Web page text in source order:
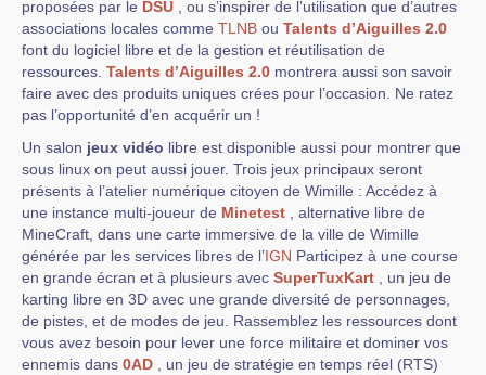
proposées par le DSU , ou s’inspirer de l’utilisation que d’autres
associations locales comme TLNB ou Talents d’Aiguilles 2.0
font du logiciel libre et de la gestion et réutilisation de
ressources. Talents d’Aiguilles 2.0 montrera aussi son savoir
faire avec des produits uniques crées pour l’occasion. Ne ratez
pas l’opportunité d’en acquérir un !
Un salon jeux vidéo libre est disponible aussi pour montrer que
sous linux on peut aussi jouer. Trois jeux principaux seront
présents à l’atelier numérique citoyen de Wimille : Accédez à
une instance multi-joueur de Minetest , alternative libre de
MineCraft, dans une carte immersive de la ville de Wimille
générée par les services libres de l’IGN Participez à une course
en grande écran et à plusieurs avec SuperTuxKart , un jeu de
karting libre en 3D avec une grande diversité de personnages,
de pistes, et de modes de jeu. Rassemblez les ressources dont
vous avez besoin pour lever une force militaire et dominer vos
ennemis dans 0AD , un jeu de stratégie en temps réel (RTS)